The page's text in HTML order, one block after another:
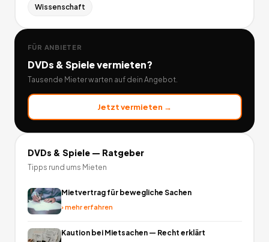
Wissenschaft
FÜR ANBIETER
DVDs & Spielevermieten?
Tausende Mieter warten auf dein Angebot.
Jetzt vermieten →
DVDs & Spiele— Ratgeber
Tipps rund ums Mieten
Mietvertrag für bewegliche Sachen
›mehr erfahren
Kaution bei Mietsachen — Recht erklärt